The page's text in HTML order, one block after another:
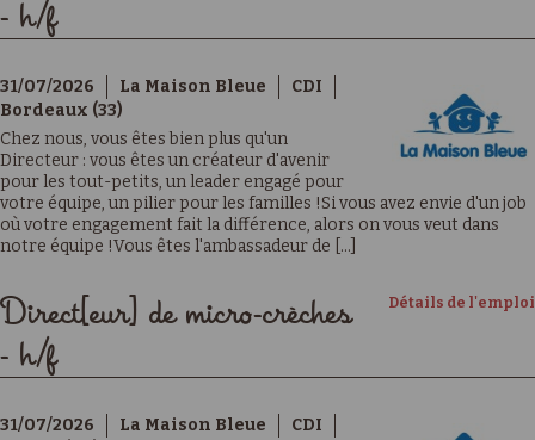
- h/f
31/07/2026 La Maison Bleue
CDI
Bordeaux (33)
Chez nous, vous êtes bien plus qu'un
Directeur : vous êtes un créateur d'avenir
pour les tout-petits, un leader engagé pour
votre équipe, un pilier pour les familles !Si vous avez envie d'un job
où votre engagement fait la différence, alors on vous veut dans
notre équipe !Vous êtes l'ambassadeur de [...]
Détails de l'emploi
Direct[eur] de micro-crèches
- h/f
31/07/2026 La Maison Bleue
CDI